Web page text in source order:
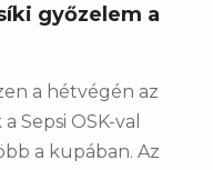
győzelem a
a hétvégén az
Sepsi OSK-val
a kupában. Az